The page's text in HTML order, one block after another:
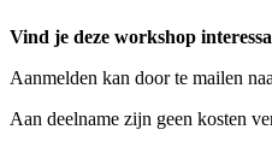
Vind je deze workshop
Aanmelden kan door te mailen
Aan deelname zijn geen kosten